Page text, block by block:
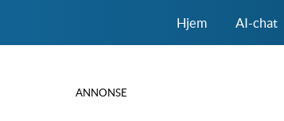
Hjem AI-chat
ANNONSE